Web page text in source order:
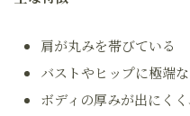
肩が丸みを帯びている
バストやヒップに極端
ボディの厚みが出にく